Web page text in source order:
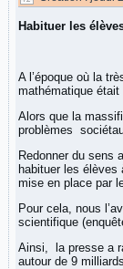
Habituer les
A l’époque où la
mathématique
Alors que la
problèmes
Redonner du sens
habituer les
mise en place par
Pour cela, nous
scientifique
Ainsi, la presse a
autour de 9